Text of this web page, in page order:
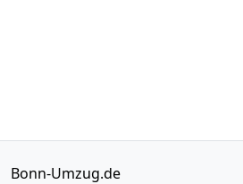
Bonn-Umzug.de